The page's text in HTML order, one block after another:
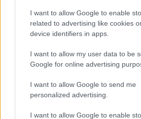
I want to allow Google to enable
related to advertising like cookies
device identifiers in apps.
I want to allow my user data to be
Google for online advertising
I want to allow Google to send me
personalized advertising.
I want to allow Google to enable
11:55: 10 kilometer fristil
Startlister, resultater og detaljer
Ski og verdenscupen i langrenn